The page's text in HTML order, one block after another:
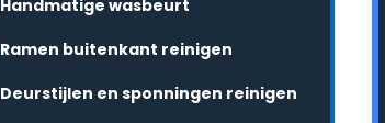
Handmatige wasbeurt
Ramen buitenkant reinigen
Deurstijlen en sponningen reinigen